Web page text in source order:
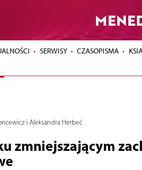
SERWISY CZASOPISMA
i Aleksandra Herbeć
zmniejszającym